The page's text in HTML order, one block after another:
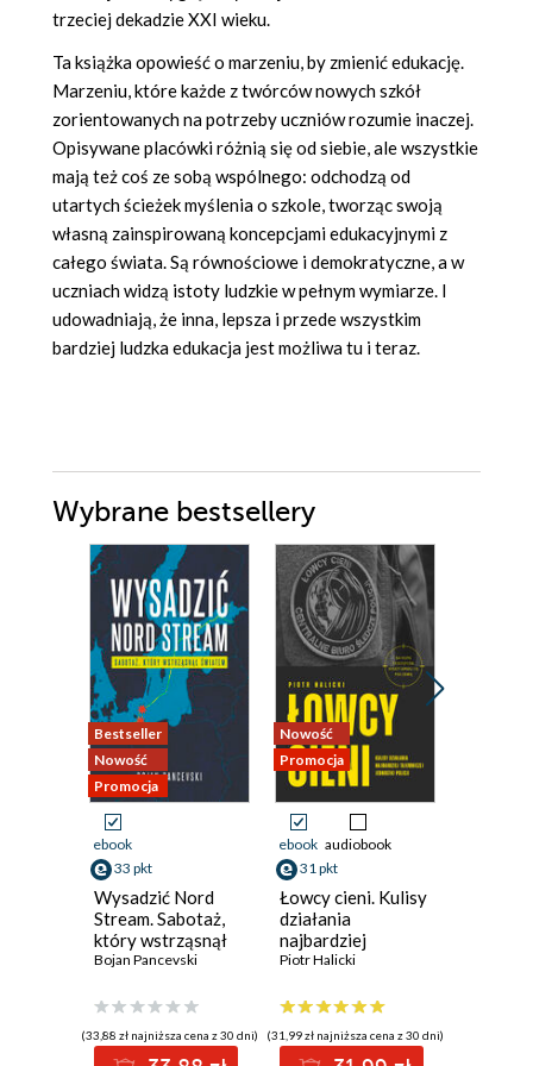
trzeciej dekadzie XXI wieku.
Ta książka opowieść o marzeniu, by zmienić edukację.
Marzeniu, które każde z twórców nowych szkół
zorientowanych na potrzeby uczniów rozumie inaczej.
Opisywane placówki różnią się od siebie, ale wszystkie
mają też coś ze sobą wspólnego: odchodzą od
utartych ścieżek myślenia o szkole, tworząc swoją
własną zainspirowaną koncepcjami edukacyjnymi z
całego świata. Są równościowe i demokratyczne, a w
uczniach widzą istoty ludzkie w pełnym wymiarze. I
udowadniają, że inna, lepsza i przede wszystkim
bardziej ludzka edukacja jest możliwa tu i teraz.
Wybrane bestsellery
Bestseller
Nowość
Promocja
ebook
33 pkt
Wysadzić Nord
Stream. Sabotaż,
który wstrząsnął
światem
Bojan Pancevski
(33,88 zł najniższa cena z 30 dni)
Nowość
Promocja
ebook audiobook
31 pkt
Łowcy cieni. Kulisy
działania
najbardziej
tajemniczej
Piotr Halicki
(31,99 zł najniższa cena z 30 dni)